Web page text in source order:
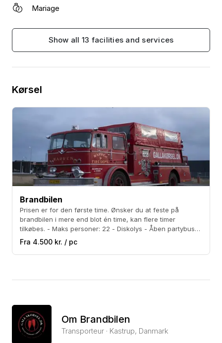
Mariage
Show all 13 facilities and services
Kørsel
Brandbilen
Prisen er for den første time. Ønsker du at feste på
brandbilen i mere end blot én time, kan flere timer
tilkøbes. - Maks personer: 22 - Diskolys - Åben partybus
med balkon - 7,4 liters V8'er. - Medbring eget alkohol -
Kæmpe anlæg - God til events
Fra 4.500 kr. / pc
Om Brandbilen
Transporteur · Kastrup, Danmark